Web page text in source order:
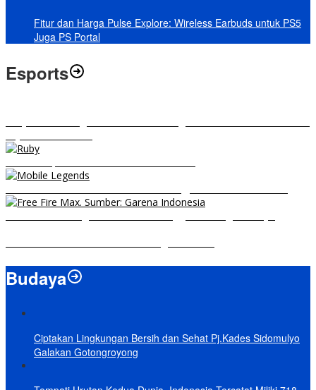
Fitur dan Harga Pulse Explore: Wireless Earbuds untuk PS5
Juga PS Portal
Esports
Budaya
Ciptakan Lingkungan Bersih dan Sehat Pj.Kades Sidomulyo
Galakan Gotongroyong